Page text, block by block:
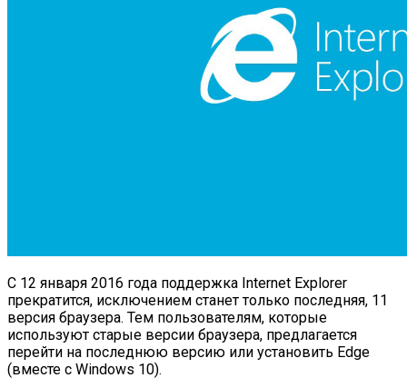
С 12 января 2016 года поддержка Internet Explorer
прекратится, исключением станет только последняя, 11
версия браузера. Тем пользователям, которые
используют старые версии браузера, предлагается
перейти на последнюю версию или установить Edge
(вместе с Windows 10).